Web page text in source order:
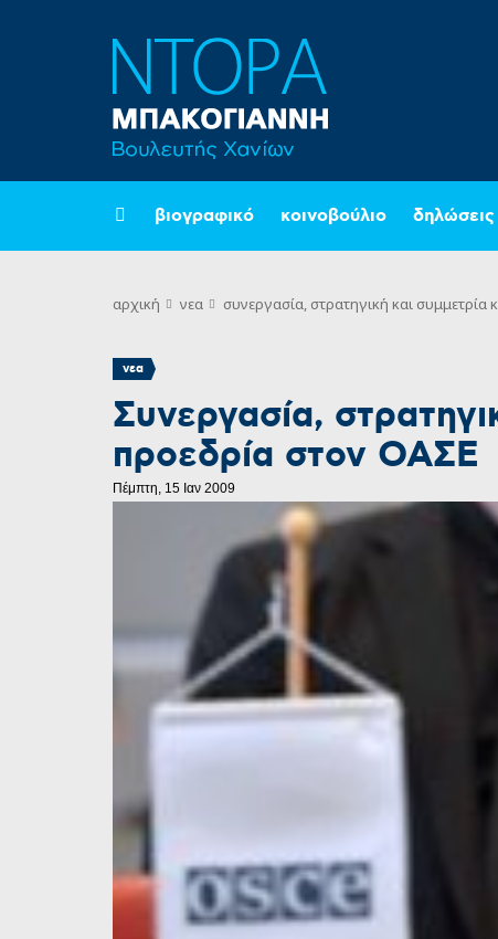
βιογραφικό κοινοβούλιο δηλώσεις
αρχική νεα συνεργασία, στρατηγική και
νεα
Συνεργασία,
προεδρία στον ΟΑΣΕ
Πέμπτη, 15 Ιαν 2009